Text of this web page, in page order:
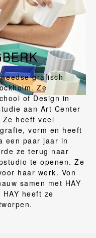
grafisch
Ze
of Design in
aan Art Center
Ze heeft veel
vorm en heeft
een paar jaar in
ze terug naar
te openen. Ze
haar werk. Von
samen met HAY
heeft ze